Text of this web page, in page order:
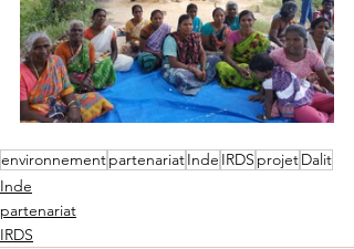
environnementpartenariatInde IRDS projetDalit
Inde
partenariat
IRDS